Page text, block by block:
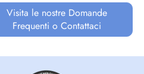
Visita le nostre Domande
Frequenti o Contattaci